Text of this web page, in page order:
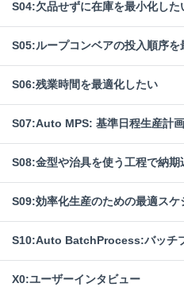
S04:欠品せずに在庫を最小化した
S05:ループコンベアの投入順序を
S06:残業時間を最適化したい
S07:Auto MPS: 基準日程生産計
S08:金型や治具を使う工程で納
S09:効率化生産のための最適ス
S10:Auto BatchProcess:バッチ
X0:ユーザーインタビュー